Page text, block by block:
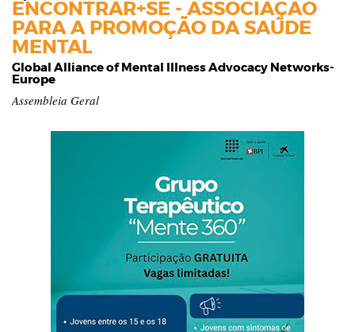
ENCONTRAR+SE - ASSOCIAÇÃO
PARA A PROMOÇÃO DA SAÚDE
MENTAL
Global Alliance of Mental Illness Advocacy Networks-
Europe
Assembleia Geral